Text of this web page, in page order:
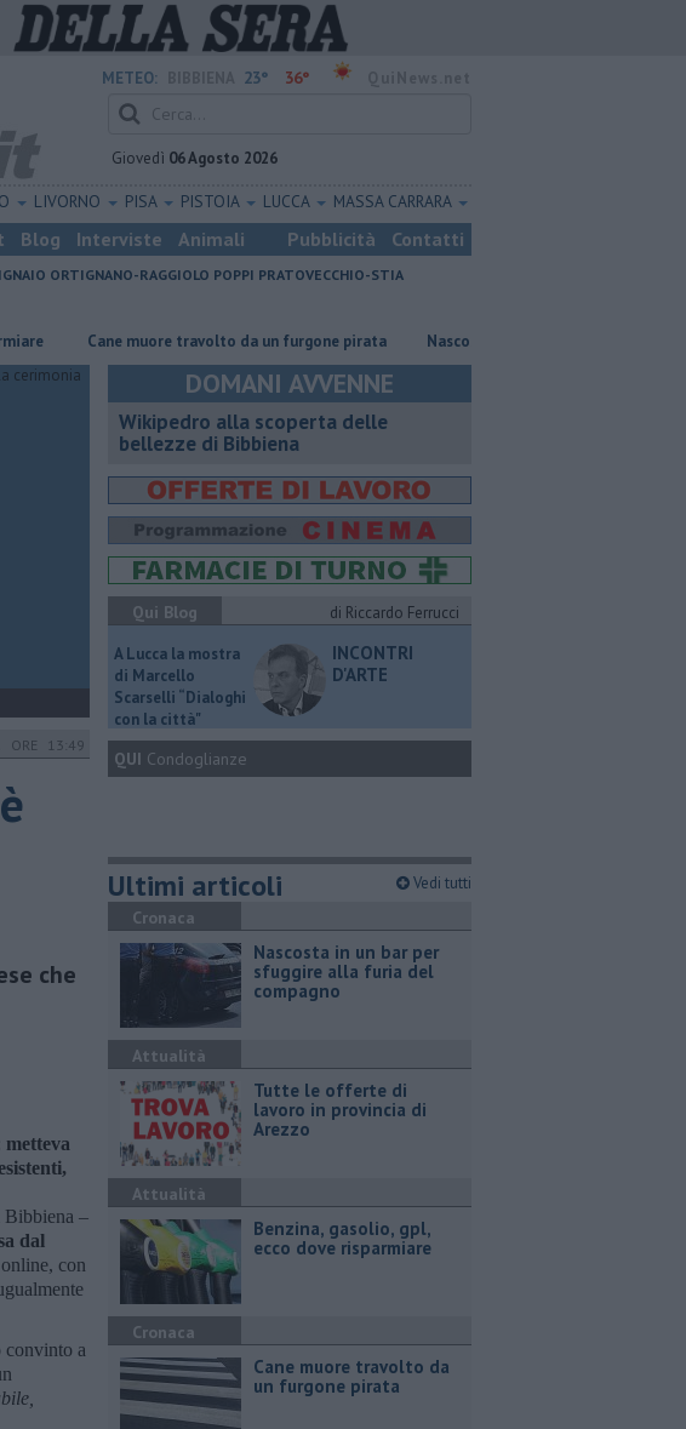
METEO: 23° 36°
Giovedì 06 Agosto 2026
LIVORNO PISA PISTOIA LUCCA MASSA CARRARA
Blog Interviste Animali Pubblicità Contatti
ORTIGNANO-RAGGIOLO POPPI PRATOVECCHIO-STIA
Cane muore travolto da un furgone pirata Nascosta in un bar per sfuggire alla furia
ORE 13:49
che
metteva
Bibbiena –
dal
con
convinto a
DOMANI AVVENNE
Wikipedro alla scoperta delle
bellezze di Bibbiena
Qui Blog
di Riccardo Ferrucci
A Lucca la mostra
di Marcello
Scarselli “Dialoghi
con la città"
INCONTRI
D'ARTE
QUI Condoglianze
Ultimi articoli Vedi tutti
Cronaca
Nascosta in un bar per
sfuggire alla furia del
compagno
Attualità
​Tutte le offerte di
lavoro in provincia di
Arezzo
Attualità
​Benzina, gasolio, gpl,
ecco dove risparmiare
Cronaca
Cane muore travolto da
un furgone pirata